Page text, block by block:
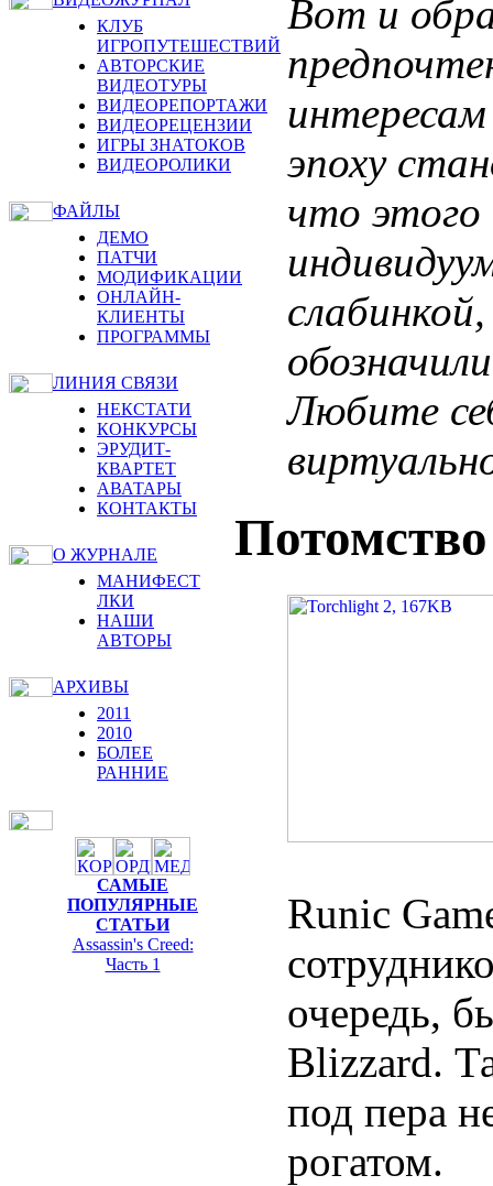
КЛУБ
ИГРОПУТЕШЕСТВИЙ
АВТОРСКИЕ
ВИДЕОТУРЫ
ВИДЕОРЕПОРТАЖИ
ВИДЕОРЕЦЕНЗИИ
ИГРЫ ЗНАТОКОВ
ВИДЕОРОЛИКИ
ФАЙЛЫ
ДЕМО
ПАТЧИ
МОДИФИКАЦИИ
ОНЛАЙН-
КЛИЕНТЫ
ПРОГРАММЫ
ЛИНИЯ СВЯЗИ
НЕКСТАТИ
КОНКУРСЫ
ЭРУДИТ-
КВАРТЕТ
АВАТАРЫ
КОНТАКТЫ
О ЖУРНАЛЕ
МАНИФЕСТ
ЛКИ
НАШИ
АВТОРЫ
АРХИВЫ
2011
2010
БОЛЕЕ
РАННИЕ
САМЫЕ
ПОПУЛЯРНЫЕ
СТАТЬИ
Assassin's Creed:
Часть 1
Вот и
эпоху
что этого
Любите
Потомство
Runic
очередь,
Blizzard.
под пера
рогатом.